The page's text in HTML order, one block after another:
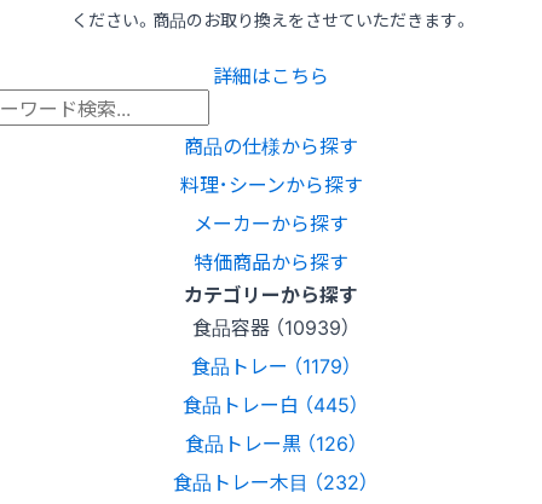
ください。商品のお取り換えをさせていただきます。
詳細はこちら
商品の仕様から探す
料理･シーンから探す
メーカーから探す
特価商品から探す
カテゴリーから探す
食品容器 （10939）
食品トレー （1179）
食品トレー白 （445）
食品トレー黒 （126）
食品トレー木目 （232）